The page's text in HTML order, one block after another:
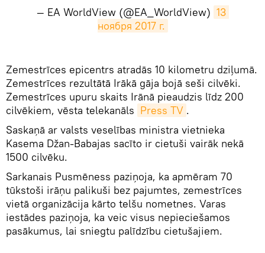
— EA WorldView (@EA_WorldView) 13
ноября 2017 г.
Zemestrīces epicentrs atradās 10 kilometru dziļumā.
Zemestrīces rezultātā Irākā gāja bojā seši cilvēki.
Zemestrīces upuru skaits Irānā pieaudzis līdz 200
cilvēkiem, vēsta telekanāls Press TV .
Saskaņā ar valsts veselības ministra vietnieka
Kasema Džan-Babajas sacīto ir cietuši vairāk nekā
1500 cilvēku.
Sarkanais Pusmēness paziņoja, ka apmēram 70
tūkstoši irāņu palikuši bez pajumtes, zemestrīces
vietā organizācija kārto telšu nometnes. Varas
iestādes paziņoja, ka veic visus nepieciešamos
pasākumus, lai sniegtu palīdzību cietušajiem.